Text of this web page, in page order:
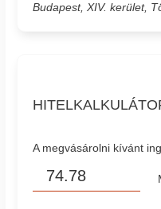
Budapest, XIV. kerület,
A megvásárolni kívánt